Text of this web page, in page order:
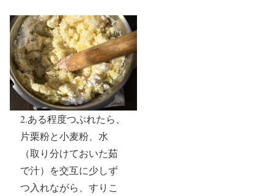
2.ある程度つぶれたら、
片栗粉と小麦粉、水
（取り分けておいた茹
で汁）を交互に少しず
つ入れながら、すりこ